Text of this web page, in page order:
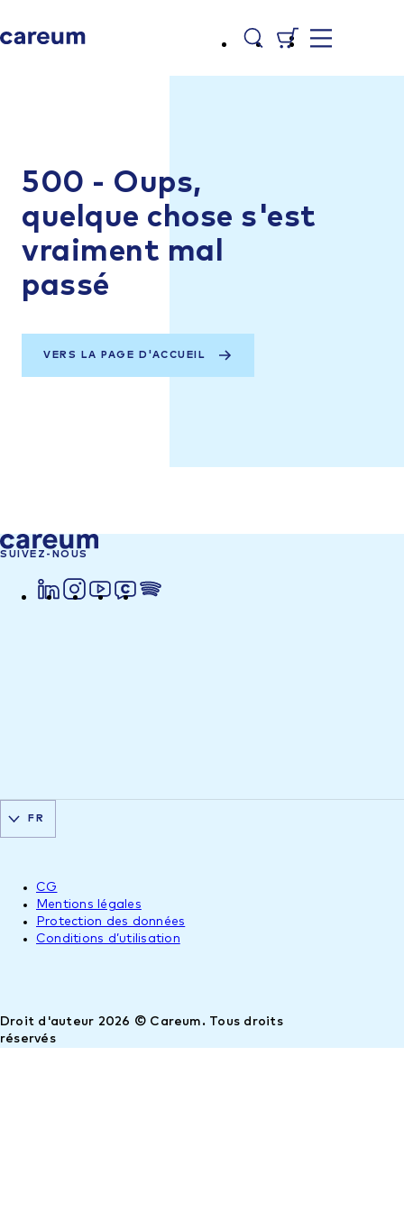
500 - Oups,
quelque chose s'est
vraiment mal
passé
VERS LA PAGE D'ACCUEIL
SUIVEZ-NOUS
Droit d'auteur 2026 © Careum. Tous droits
réservés
CG
Mentions légales
Protection des données
Conditions d’utilisation
FR